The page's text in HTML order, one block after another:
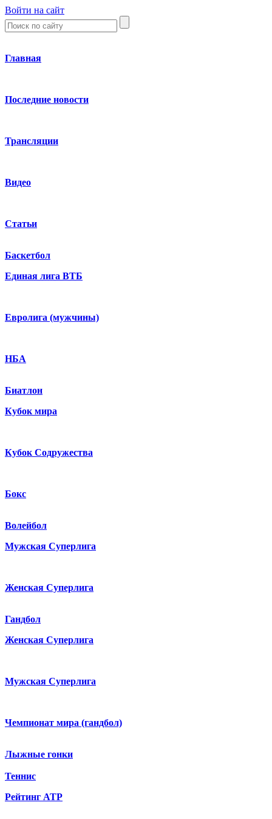
Войти на сайт
Главная
Последние новости
Трансляции
Видео
Статьи
Баскетбол
Единая лига ВТБ
Евролига (мужчины)
НБА
Биатлон
Кубок мира
Кубок Содружества
Бокс
Волейбол
Мужская Суперлига
Женская Суперлига
Гандбол
Женская Суперлига
Мужская Суперлига
Чемпионат мира (гандбол)
Лыжные гонки
Теннис
Рейтинг ATP